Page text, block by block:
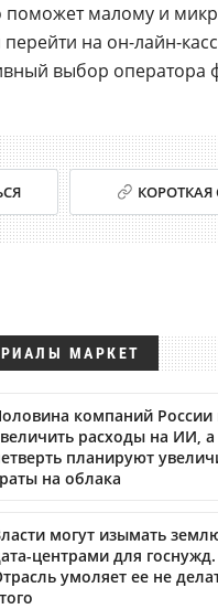
малому и
на он-лайн-
выбор оператора
КОРОТКАЯ
МАРКЕТ
компаний России
расходы на ИИ, а
планируют
на облака
могут изымать
центрами для госнужд.
умоляет ее не